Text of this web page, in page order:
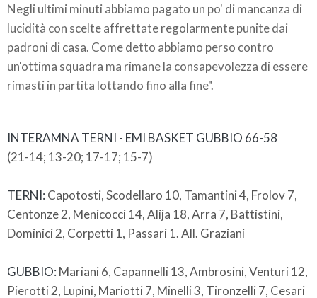
Negli ultimi minuti abbiamo pagato un po' di mancanza di
lucidità con scelte affrettate regolarmente punite dai
padroni di casa. Come detto abbiamo perso contro
un'ottima squadra ma rimane la consapevolezza di essere
rimasti in partita lottando fino alla fine".
INTERAMNA TERNI - EMI BASKET GUBBIO 66-58
(21-14; 13-20; 17-17; 15-7)
TERNI: Capotosti, Scodellaro 10, Tamantini 4, Frolov 7,
Centonze 2, Menicocci 14, Alija 18, Arra 7, Battistini,
Dominici 2, Corpetti 1, Passari 1. All. Graziani
GUBBIO: Mariani 6, Capannelli 13, Ambrosini, Venturi 12,
Pierotti 2, Lupini, Mariotti 7, Minelli 3, Tironzelli 7, Cesari